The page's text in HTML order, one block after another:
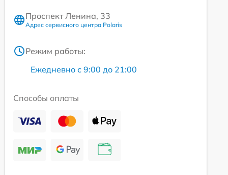
Проспект Ленина, 33
Адрес сервисного центра Polaris
Режим работы:
Ежедневно с 9:00 до 21:00
Способы оплаты